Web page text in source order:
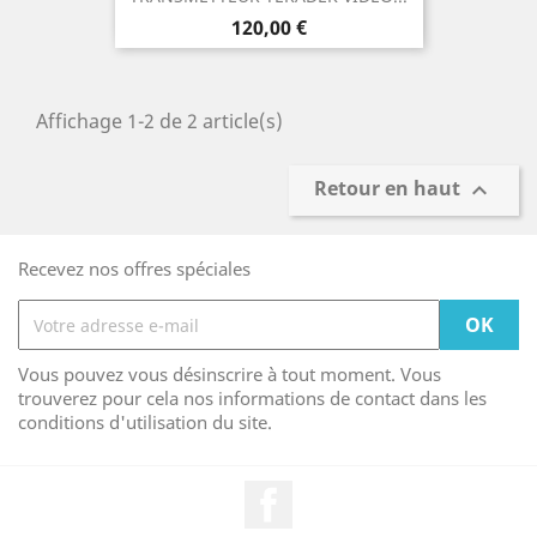
Prix
120,00 €
Affichage 1-2 de 2 article(s)
Retour en haut 
Recevez nos offres spéciales
Vous pouvez vous désinscrire à tout moment. Vous
trouverez pour cela nos informations de contact dans les
conditions d'utilisation du site.